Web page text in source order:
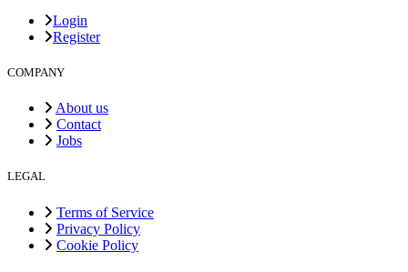
Login
Register
COMPANY
About us
Contact
Jobs
LEGAL
Terms of Service
Privacy Policy
Cookie Policy